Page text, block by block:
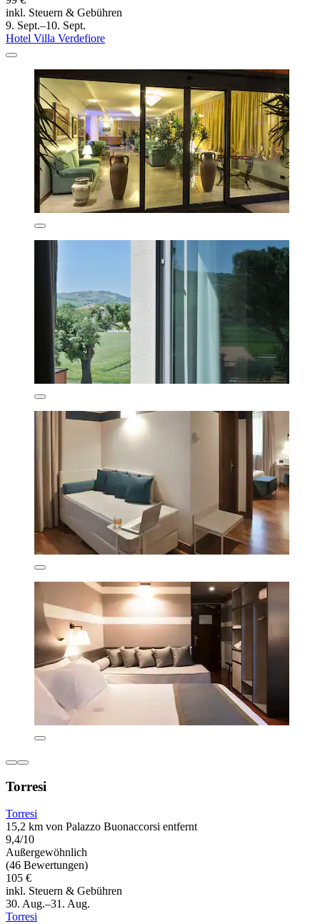
inkl. Steuern & Gebühren
9. Sept.–10. Sept.
Hotel Villa Verdefiore
Torresi
Torresi
15,2 km von Palazzo Buonaccorsi entfernt
9,4/10
Außergewöhnlich
(46 Bewertungen)
105 €
inkl. Steuern & Gebühren
30. Aug.–31. Aug.
Torresi